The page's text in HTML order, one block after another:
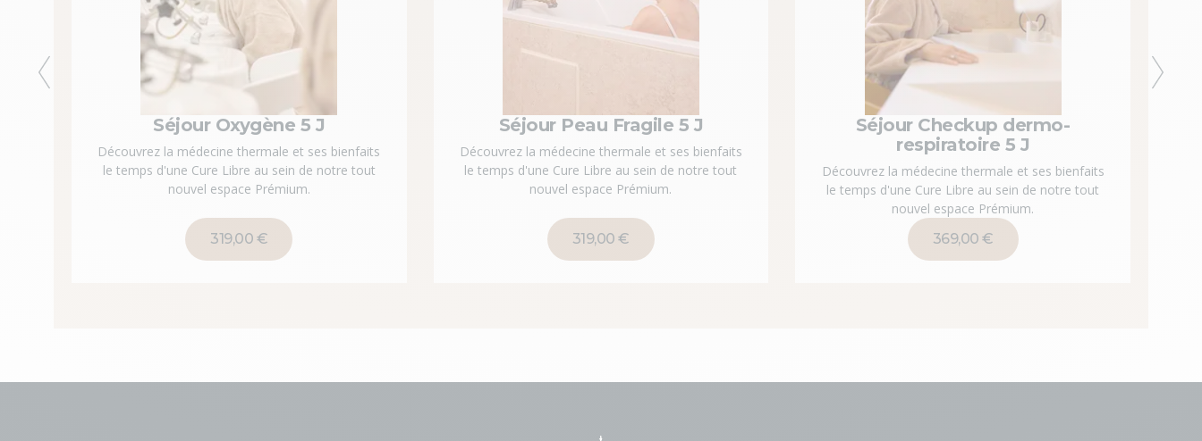
Séjour Oxygène 5 J
Découvrez la médecine thermale et ses bienfaits
le temps d'une Cure Libre au sein de notre tout
nouvel espace Prémium.
319,00 €
Séjour Peau Fragile 5 J
Découvrez la médecine thermale et ses bienfaits
le temps d'une Cure Libre au sein de notre tout
nouvel espace Prémium.
319,00 €
Séjour Checkup dermo-
respiratoire 5 J
Découvrez la médecine thermale et ses bienfaits
le temps d'une Cure Libre au sein de notre tout
nouvel espace Prémium.
369,00 €